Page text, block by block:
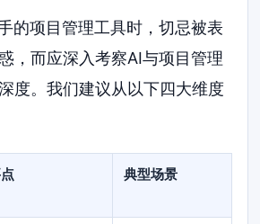
的项目管理工具时，切忌被表
，而应深入考察AI与项目管理
度。我们建议从以下四大维度
典型场景